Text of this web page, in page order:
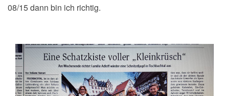
08/15 dann bin ich richtig.